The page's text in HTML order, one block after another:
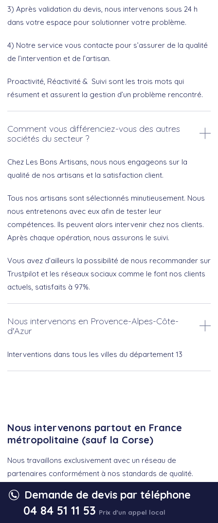
3) Après validation du devis, nous intervenons sous 24 h
dans votre espace pour solutionner votre problème.
4) Notre service vous contacte pour s’assurer de la qualité
de l’intervention et de l’artisan.
Proactivité, Réactivité & Suivi sont les trois mots qui
résument et assurent la gestion d’un problème rencontré.
Comment vous différenciez-vous des autres
sociétés du secteur ?
Chez Les Bons Artisans, nous nous engageons sur la
qualité de nos artisans et la satisfaction client.
Tous nos artisans sont sélectionnés minutieusement. Nous
nous entretenons avec eux afin de tester leur
compétences. Ils peuvent alors intervenir chez nos clients.
Après chaque opération, nous assurons le suivi.
Vous avez d’ailleurs la possibilité de nous recommander sur
Trustpilot et les réseaux sociaux comme le font nos clients
actuels, satisfaits à 97%.
Nous intervenons en Provence-Alpes-Côte-
d'Azur
Interventions dans tous les villes du département 13
Nous intervenons partout en France
métropolitaine (sauf la Corse)
Nous travaillons exclusivement avec un réseau de
partenaires conformément à nos standards de qualité.
(sauf la Corse).
Demande de devis par téléphone
04 84 51 11 53 Prix d'un appel local